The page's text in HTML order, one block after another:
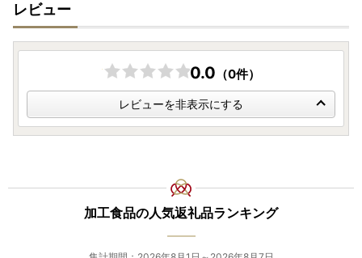
レビュー
0.0 （0件）
レビューを非表示にする
加工食品の人気返礼品ランキング